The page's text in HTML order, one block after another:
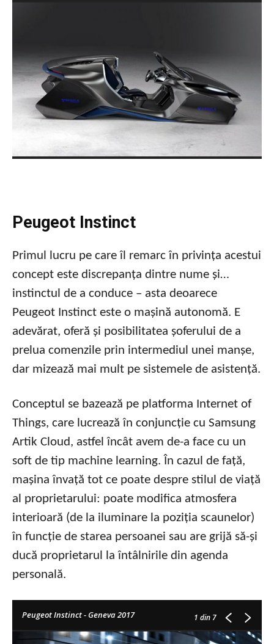
Peugeot Instinct
Primul lucru pe care îl remarc în privința acestui
concept este discrepanța dintre nume și…
instinctul de a conduce – asta deoarece
Peugeot Instinct este o mașină autonomă. E
adevărat, oferă și posibilitatea șoferului de a
prelua comenzile prin intermediul unei manșe,
dar mizează mai mult pe sistemele de asistență.
Conceptul se bazează pe platforma Internet of
Things, care lucrează în conjuncție cu Samsung
Artik Cloud, astfel încât avem de-a face cu un
soft de tip machine learning. În cazul de față,
mașina învață tot ce poate despre stilul de viață
al proprietarului: poate modifica atmosfera
interioară (de la iluminare la poziția scaunelor)
în funcție de starea persoanei sau are grijă să-și
ducă proprietarul la întâlnirile din agenda
personală.
Peugeot Instinct - Geneva 2017 1 din 7